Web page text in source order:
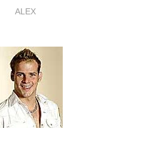
ALEX